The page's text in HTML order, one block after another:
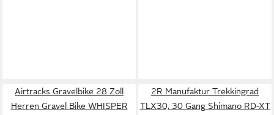
Airtracks Gravelbike 28 Zoll
Herren Gravel Bike WHISPER
2R Manufaktur Trekkingrad
TLX30, 30 Gang Shimano RD-XT